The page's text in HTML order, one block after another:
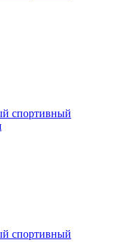
спортивный
спортивный